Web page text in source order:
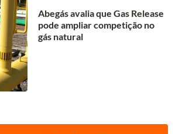
Abegás avalia que Gas Release
pode ampliar competição no
gás natural